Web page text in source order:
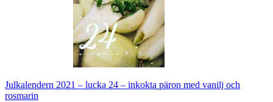
Julkalendern 2021 – lucka 24 – inkokta päron med vanilj och
rosmarin